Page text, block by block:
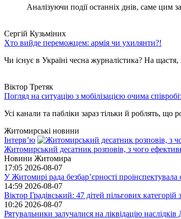
Аналізуючи події останніх днів, саме цим
Сергій Кузьміних
Хто вийде переможцем: армія чи ухилянти?!
Чи існує в Україні чесна журналістика? На
Віктор Третяк
Погляд на ситуацію з мобілізацією очима
Усі канали та пабліки зараз тільки й роблять, що
Житомирські новини
Інтерв’ю
Житомирський десатник розповів, з чого
Новини Житомира
17:05 2026-08-07
У Житомирі рада безбар’єрності
14:59 2026-08-07
Віктор Градівський: 47 дітей пільгових
10:26 2026-08-07
Рятувальники залучалися на ліквідацію